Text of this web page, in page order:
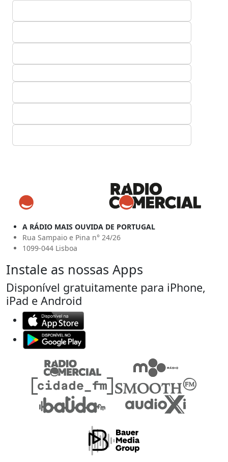
A RÁDIO MAIS OUVIDA DE PORTUGAL
Rua Sampaio e Pina n° 24/26
1099-044 Lisboa
Instale as nossas Apps
Disponível gratuitamente para iPhone,
iPad e Android